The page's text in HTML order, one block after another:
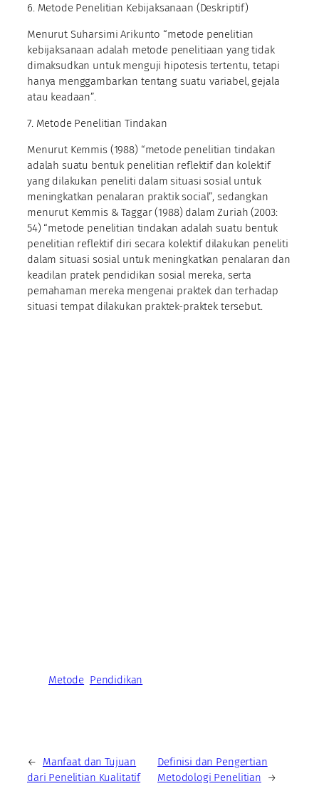
6. Metode Penelitian Kebijaksanaan (Deskriptif)
Menurut Suharsimi Arikunto “metode penelitian
kebijaksanaan adalah metode penelitiaan yang tidak
dimaksudkan untuk menguji hipotesis tertentu, tetapi
hanya menggambarkan tentang suatu variabel, gejala
atau keadaan”.
7. Metode Penelitian Tindakan
Menurut Kemmis (1988) “metode penelitian tindakan
adalah suatu bentuk penelitian reflektif dan kolektif
yang dilakukan peneliti dalam situasi sosial untuk
meningkatkan penalaran praktik social”, sedangkan
menurut Kemmis & Taggar (1988) dalam Zuriah (2003:
54) “metode penelitian tindakan adalah suatu bentuk
penelitian reflektif diri secara kolektif dilakukan peneliti
dalam situasi sosial untuk meningkatkan penalaran dan
keadilan pratek pendidikan sosial mereka, serta
pemahaman mereka mengenai praktek dan terhadap
situasi tempat dilakukan praktek-praktek tersebut.
Metode Pendidikan
←
Manfaat dan Tujuan
dari Penelitian Kualitatif
Definisi dan Pengertian
Metodologi Penelitian
→